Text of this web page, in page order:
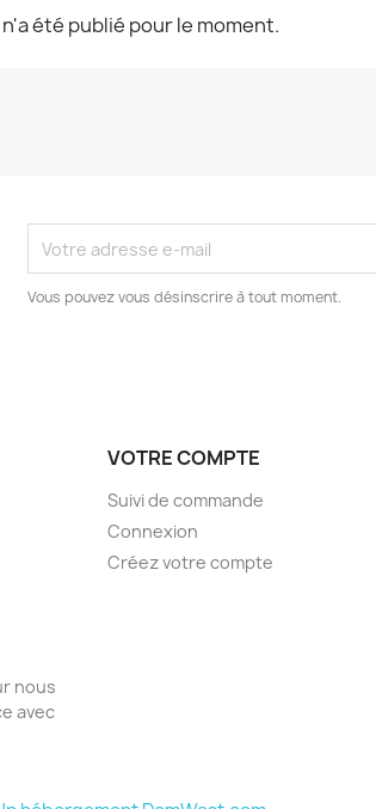
été publié pour le moment.
Vous pouvez vous désinscrire à tout moment.
nous
avec
VOTRE COMPTE
Suivi de commande
Connexion
Créez votre compte